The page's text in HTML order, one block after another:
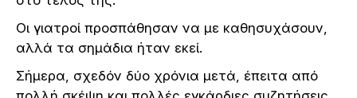
Οι γιατροί προσπάθησαν να με καθησυχάσουν,
αλλά τα σημάδια ήταν εκεί.
Σήμερα, σχεδόν δύο χρόνια μετά, έπειτα από